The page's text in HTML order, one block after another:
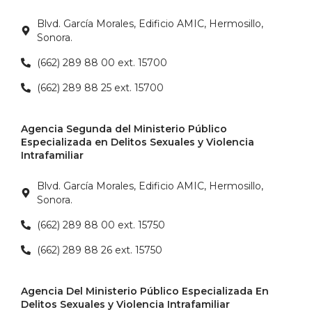
Blvd. García Morales, Edificio AMIC, Hermosillo,
Sonora.
(662) 289 88 00 ext. 15700
(662) 289 88 25 ext. 15700
Agencia Segunda del Ministerio Público
Especializada en Delitos Sexuales y Violencia
Intrafamiliar
Blvd. García Morales, Edificio AMIC, Hermosillo,
Sonora.
(662) 289 88 00 ext. 15750
(662) 289 88 26 ext. 15750
Agencia Del Ministerio Público Especializada En
Delitos Sexuales y Violencia Intrafamiliar